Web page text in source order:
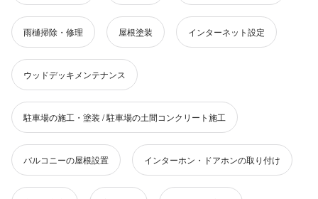
雨樋掃除・修理 屋根塗装 インターネット設定
ウッドデッキメンテナンス
駐車場の施工・塗装 / 駐車場の土間コンクリート施工
バルコニーの屋根設置 インターホン・ドアホンの取り付け